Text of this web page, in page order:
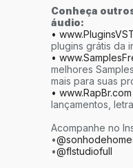
Conheça
áudio:
•
plugins grátis da
•
melhores
mais para suas
• www.RapBr.com
lançamentos,
Acompanhe no
•
•@flstudiofull